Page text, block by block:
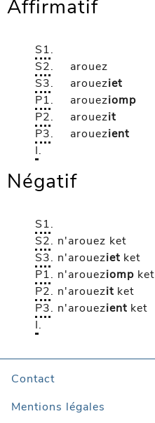
Affirmatif
S1.
S2.
arouez
S3. aroueziet
P1. aroueziomp
P2. arouezit
P3. arouezient
I.
Négatif
S1.
S2. n'arouez ket
S3. n'aroueziet ket
P1. n'aroueziomp ket
P2. n'arouezit ket
P3. n'arouezient ket
I.
Contact
Mentions légales